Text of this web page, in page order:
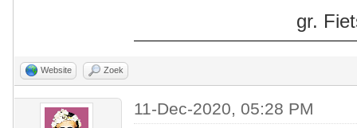
gr.
Website Zoek
11-Dec-2020, 05:28 PM